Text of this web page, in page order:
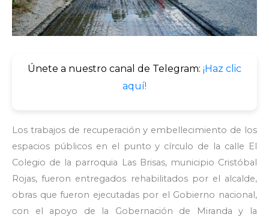
Únete a nuestro canal de Telegram: ¡Haz clic
aquí!
Los trabajos de recuperación y embellecimiento de los
espacios públicos en el punto y círculo de la calle El
Colegio de la parroquia Las Brisas, municipio Cristóbal
Rojas, fueron entregados rehabilitados por el alcalde,
obras que fueron ejecutadas por el Gobierno nacional,
con el apoyo de la Gobernación de Miranda y la